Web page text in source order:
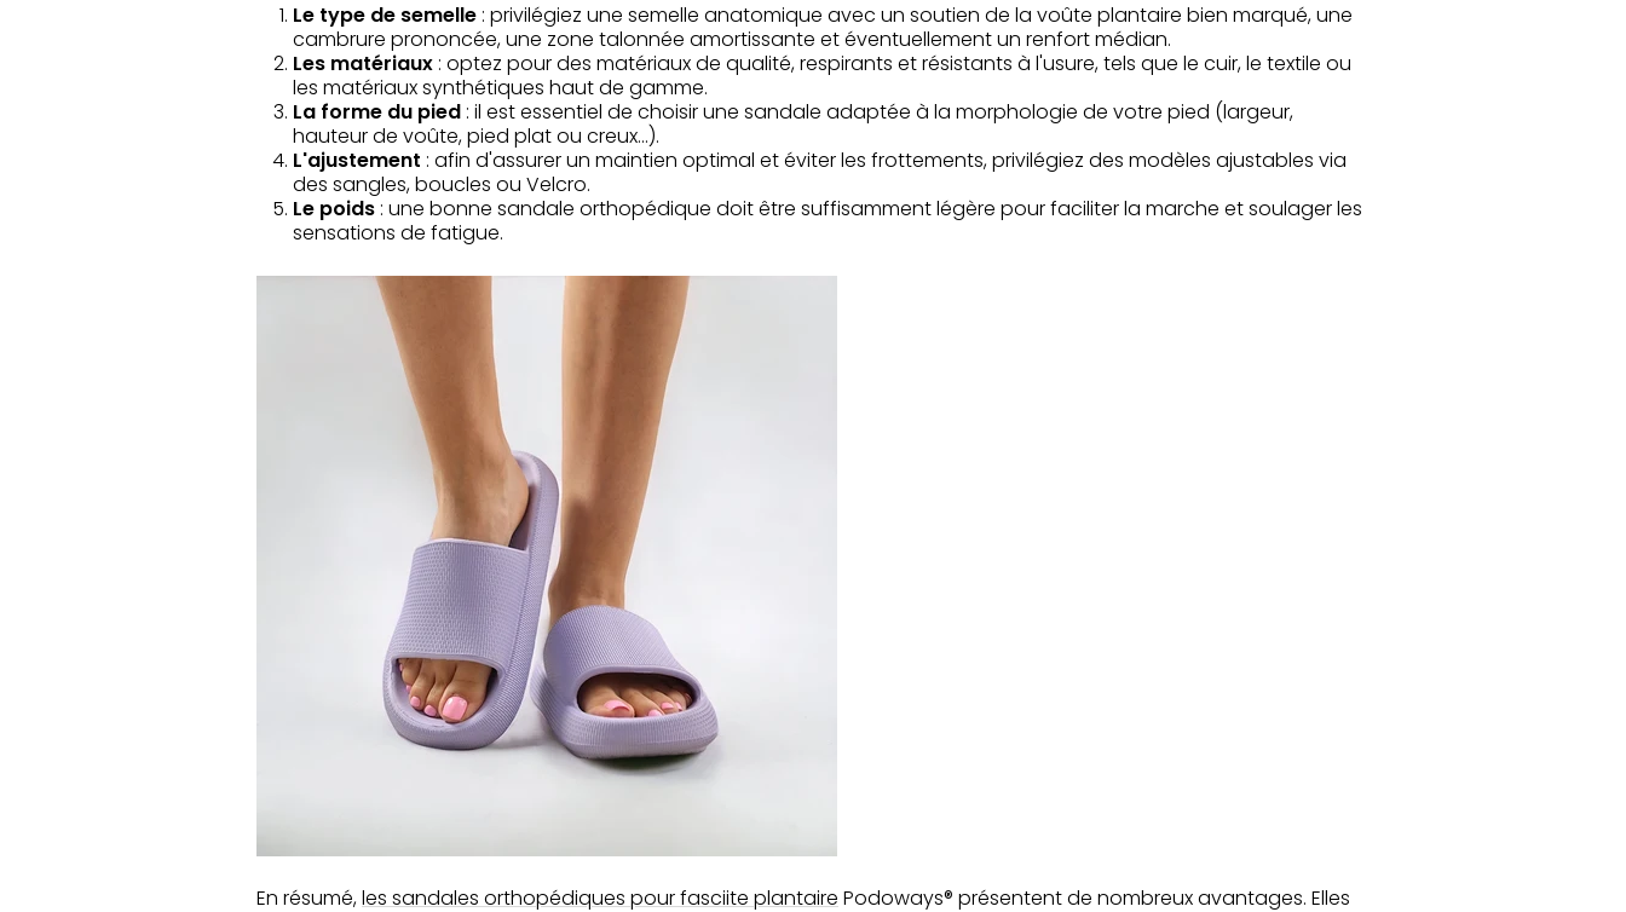
Le type de semelle : privilégiez une semelle anatomique avec un soutien de la voûte plantaire bien marqué, une
cambrure prononcée, une zone talonnée amortissante et éventuellement un renfort médian.
Les matériaux : optez pour des matériaux de qualité, respirants et résistants à l'usure, tels que le cuir, le textile ou
les matériaux synthétiques haut de gamme.
La forme du pied : il est essentiel de choisir une sandale adaptée à la morphologie de votre pied (largeur,
hauteur de voûte, pied plat ou creux...).
L'ajustement : afin d'assurer un maintien optimal et éviter les frottements, privilégiez des modèles ajustables via
des sangles, boucles ou Velcro.
Le poids : une bonne sandale orthopédique doit être suffisamment légère pour faciliter la marche et soulager les
sensations de fatigue.
En résumé,les sandales orthopédiques pour fasciite plantaire Podoways® présentent de nombreux avantages. Elles